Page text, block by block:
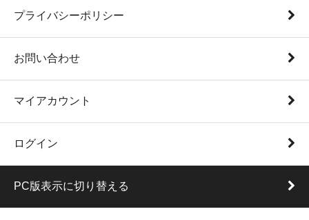
プライバシーポリシー
お問い合わせ
マイアカウント
ログイン
PC版表示に切り替える